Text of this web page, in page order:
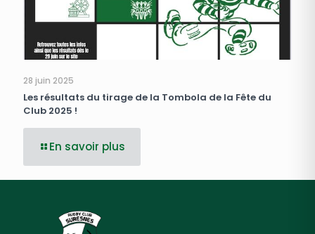
28 juin 2025
Les résultats du tirage de la Tombola de la Fête du
Club 2025 !
En savoir plus